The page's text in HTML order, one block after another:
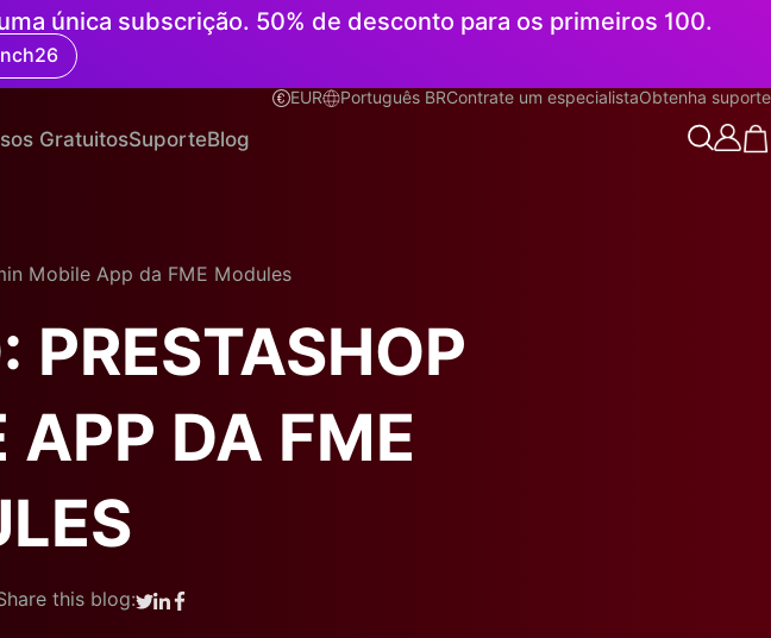
única subscrição. 50% de desconto para os primeiros 100.
EUR Português BR
Português BR Contrate um especialistaObtenha suporte
GratuitosSuporteBlog
Mobile App da FME Modules
PRESTASHOP
DA FME
this blog: